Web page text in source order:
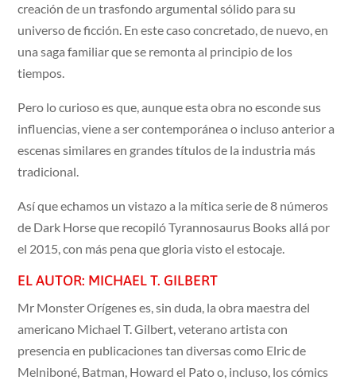
creación de un trasfondo argumental sólido para su
universo de ficción. En este caso concretado, de nuevo, en
una saga familiar que se remonta al principio de los
tiempos.
Pero lo curioso es que, aunque esta obra no esconde sus
influencias, viene a ser contemporánea o incluso anterior a
escenas similares en grandes títulos de la industria más
tradicional.
Así que echamos un vistazo a la mítica serie de 8 números
de Dark Horse que recopiló Tyrannosaurus Books allá por
el 2015, con más pena que gloria visto el estocaje.
EL AUTOR: MICHAEL T. GILBERT
Mr Monster Orígenes es, sin duda, la obra maestra del
americano Michael T. Gilbert, veterano artista con
presencia en publicaciones tan diversas como Elric de
Melniboné, Batman, Howard el Pato o, incluso, los cómics